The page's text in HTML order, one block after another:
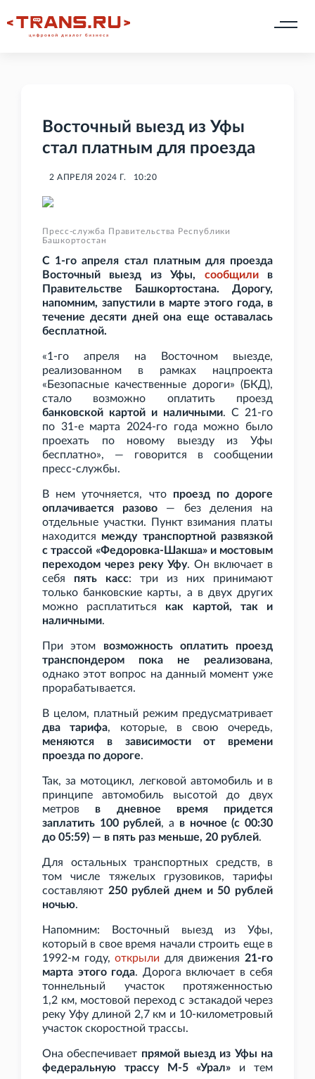
Восточный выезд из Уфы
стал платным для проезда
2 АПРЕЛЯ 2024 Г. 10:20
Пресс-служба Правительства Республики
Башкортостан
С 1-го апреля стал платным для проезда
Восточный выезд из Уфы, сообщилив
Правительстве Башкортостана. Дорогу,
напомним, запустили в марте этого года, в
течение десяти дней она еще оставалась
бесплатной.
«1-го апреля на Восточном выезде,
реализованном в рамках нацпроекта
«Безопасные качественные дороги» (БКД),
стало возможно оплатить проезд
банковской картой и наличными. С 21-го
по 31-е марта 2024-го года можно было
проехать по новому выезду из Уфы
бесплатно», — говорится в сообщении
пресс-службы.
В нем уточняется, что проезд по дороге
оплачивается разово — без деления на
отдельные участки. Пункт взимания платы
находится между транспортной развязкой
с трассой «Федоровка-Шакша» и мостовым
переходом через реку Уфу. Он включает в
себя пять касс: три из них принимают
только банковские карты, а в двух других
можно расплатиться как картой, так и
наличными.
При этом возможность оплатить проезд
транспондером пока не реализована,
однако этот вопрос на данный момент уже
прорабатывается.
В целом, платный режим предусматривает
два тарифа, которые, в свою очередь,
меняются в зависимости от времени
проезда по дороге.
Так, за мотоцикл, легковой автомобиль и в
принципе автомобиль высотой до двух
метров в дневное время придется
заплатить 100 рублей, а в ночное (с 00:30
до 05:59) — в пять раз меньше, 20 рублей.
Для остальных транспортных средств, в
том числе тяжелых грузовиков, тарифы
составляют 250 рублей днем и 50 рублей
ночью.
Напомним: Восточный выезд из Уфы,
который в свое время начали строить еще в
1992-м году,открыли для движения 21-го
марта этого года. Дорога включает в себя
тоннельный участок протяженностью
1,2 км, мостовой переход с эстакадой через
реку Уфу длиной 2,7 км и 10-километровый
участок скоростной трассы.
Она обеспечивает прямой выезд из Уфы на
федеральную трассу М-5
«Урал» и тем